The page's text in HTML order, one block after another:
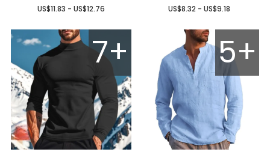
US$8.32 - US$9.18
US$11.83 - US$12.76
5+
7+